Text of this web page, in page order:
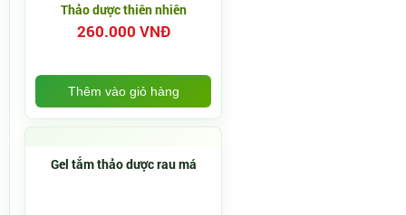
Thảo dược thiên nhiên
260.000 VNĐ
Thêm vào giỏ hàng
Gel tắm thảo dược rau má